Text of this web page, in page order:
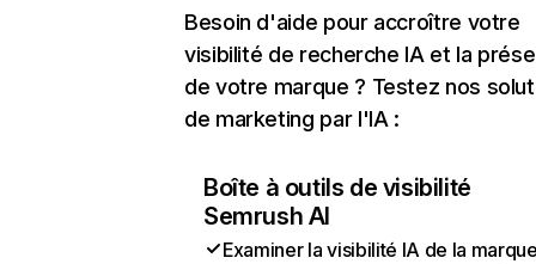
Besoin d'aide pour accroître votre
visibilité de recherche IA et la
de votre marque ? Testez nos
de marketing par l'IA :
Boîte à outils de visibilité
Semrush AI
Examiner la visibilité IA de la